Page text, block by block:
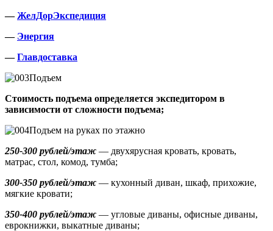
—ЖелДорЭкспедиция
— Энергия
—Главдоставка
Подъем
Стоимость подъема определяется экспедитором в
зависимости от сложности подъема;
Подъем на руках по этажно
250-300 рублей/этаж — двухярусная кровать, кровать,
матрас, стол, комод, тумба;
300-350 рублей/этаж — кухонный диван, шкаф, прихожие,
мягкие кровати;
350-400 рублей/этаж — угловые диваны, офисные диваны,
еврокнижки, выкатные диваны;